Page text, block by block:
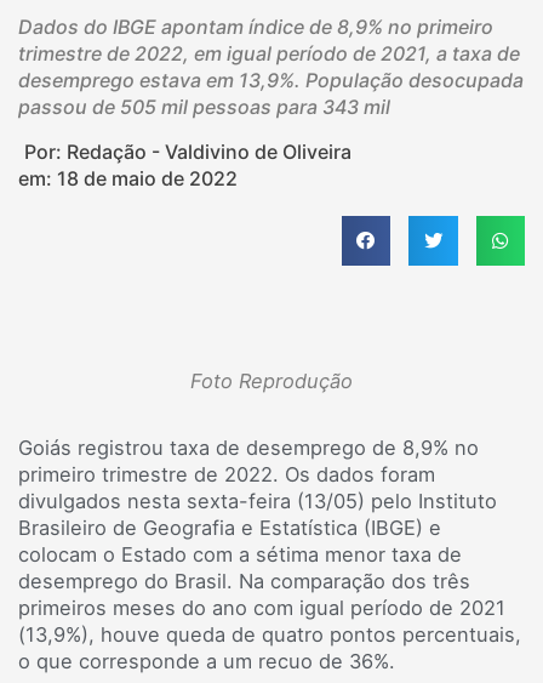
Dados do IBGE apontam índice de 8,9% no primeiro
trimestre de 2022, em igual período de 2021, a taxa de
desemprego estava em 13,9%. População desocupada
passou de 505 mil pessoas para 343 mil
Por: Redação - Valdivino de Oliveira
em: 18 de maio de 2022
Foto Reprodução
Goiás registrou taxa de desemprego de 8,9% no
primeiro trimestre de 2022. Os dados foram
divulgados nesta sexta-feira (13/05) pelo Instituto
Brasileiro de Geografia e Estatística (IBGE) e
colocam o Estado com a sétima menor taxa de
desemprego do Brasil. Na comparação dos três
primeiros meses do ano com igual período de 2021
(13,9%), houve queda de quatro pontos percentuais,
o que corresponde a um recuo de 36%.